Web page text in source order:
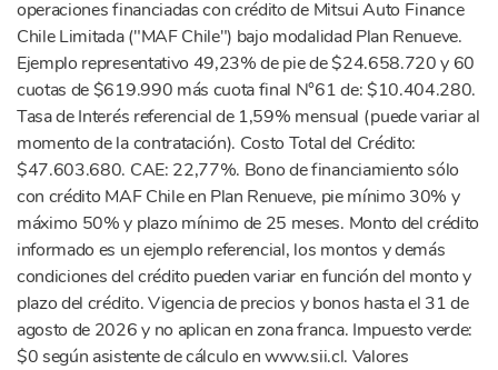
operaciones financiadas con crédito de Mitsui Auto Finance
Chile Limitada ("MAF Chile") bajo modalidad Plan Renueve.
Ejemplo representativo 49,23% de pie de $24.658.720 y 60
cuotas de $619.990 más cuota final N°61 de: $10.404.280.
Tasa de Interés referencial de 1,59% mensual (puede variar al
momento de la contratación). Costo Total del Crédito:
$47.603.680. CAE: 22,77%. Bono de financiamiento sólo
con crédito MAF Chile en Plan Renueve, pie mínimo 30% y
máximo 50% y plazo mínimo de 25 meses. Monto del crédito
informado es un ejemplo referencial, los montos y demás
condiciones del crédito pueden variar en función del monto y
plazo del crédito. Vigencia de precios y bonos hasta el 31 de
agosto de 2026 y no aplican en zona franca. Impuesto verde:
$0 según asistente de cálculo en www.sii.cl. Valores